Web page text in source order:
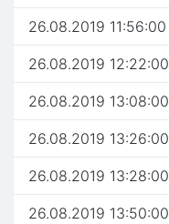
26.08.2019 11:56:00
26.08.2019 12:22:00
26.08.2019 13:08:00
26.08.2019 13:26:00
26.08.2019 13:28:00
26.08.2019 13:50:00